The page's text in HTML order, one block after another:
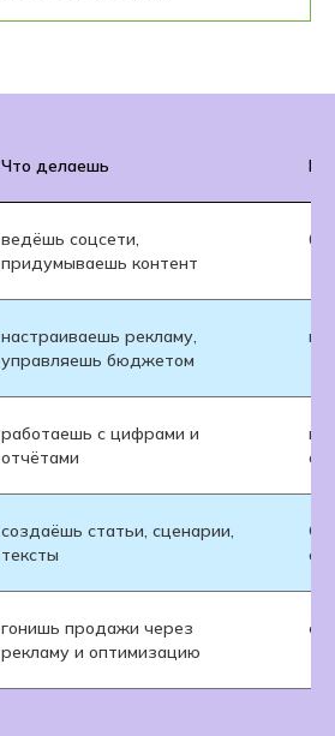
Что делаешь
ведёшь соцсети,
придумываешь контент
настраиваешь рекламу,
управляешь бюджетом
работаешь с цифрами и
отчётами
создаёшь статьи, сценарии,
тексты
гонишь продажи через
рекламу и оптимизацию
e-